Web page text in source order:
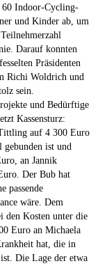
60 Indoor-Cycling-
und Kinder ab, um
Darauf konnten
Präsidenten
Richi Woldrich und
sein.
und Bedürftige
Kassensturz:
auf 4 300 Euro
ist und
an Jannik
Der Bub hat
passende
wäre. Dem
den Kosten unter die
Euro an Michaela
hat, die in
Die Lage der etwa